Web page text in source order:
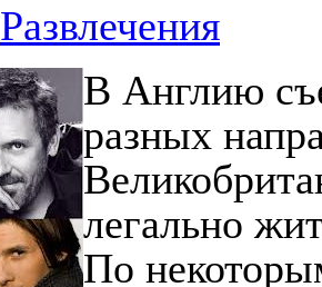
Развлечения
В Англию
разных
легально
По